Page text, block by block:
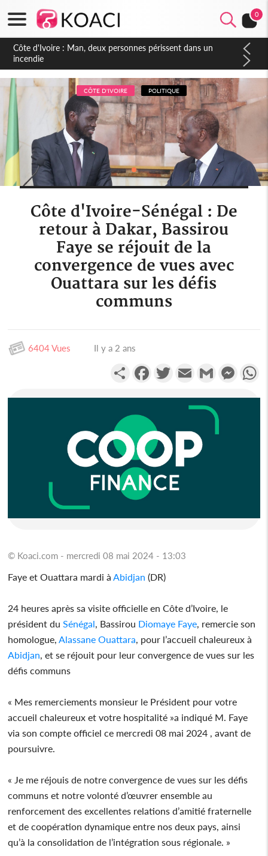
0
Côte d'Ivoire : Séileu, la célébration de la fête nationale
transformée en vaste campagne contre les produits
dépigmentants dangereux
CÔTE D'IVOIRE POLITIQUE
Côte d'Ivoire-Sénégal : De
retour à Dakar, Bassirou
Faye se réjouit de la
convergence de vues avec
Ouattara sur les défis
communs
6404 Vues Il y a 2 ans
PartagerFacebookTwitterEmail Gmail
© Koaci.com - mercredi 08 mai 2024 - 13:03
Faye et Ouattara mardi à Abidjan (DR)
24 heures après sa visite officielle en Côte d’Ivoire, le
président du Sénégal , Bassirou Diomaye Faye , remercie son
homologue, Alassane Ouattara , pour l’accueil chaleureux à
Abidjan , et se réjouit pour leur convergence de vues sur les
défis communs
« Mes remerciements monsieur le Président pour votre
accueil chaleureux et votre hospitalité »a indiqué M. Faye
via son compte officiel ce mercredi 08 mai 2024 , avant de
poursuivre.
« Je me réjouis de notre convergence de vues sur les défis
communs et notre volonté d’œuvrer ensemble au
renforcement des excellentes relations d’amitié fraternelle
et de coopération dynamique entre nos deux pays, ainsi
qu’à la consolidation de l’intégration sous régionale. »